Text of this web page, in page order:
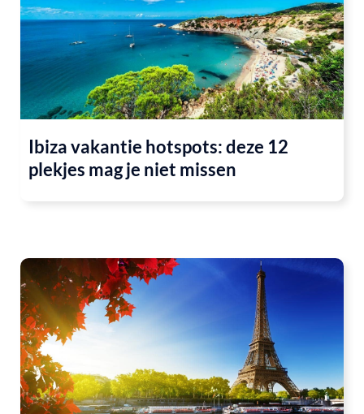
Ibiza vakantie hotspots: deze 12
plekjes mag je niet missen